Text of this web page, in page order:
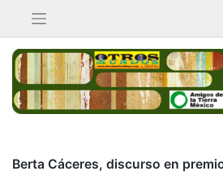
contenido
Berta Cáceres, discurso en